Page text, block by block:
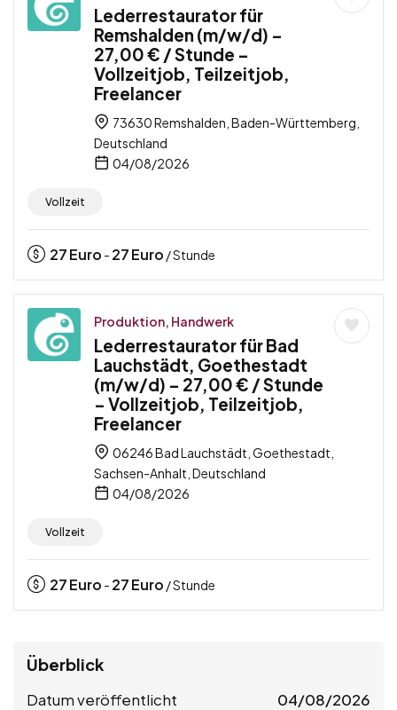
Lederrestaurator für
Remshalden (m/w/d) –
27,00 € / Stunde –
Vollzeitjob, Teilzeitjob,
Freelancer
73630 Remshalden, Baden-Württemberg,
Deutschland
04/08/2026
Vollzeit
27Euro - 27Euro / Stunde
Produktion, Handwerk
Lederrestaurator für Bad
Lauchstädt, Goethestadt
(m/w/d) – 27,00 € / Stunde
– Vollzeitjob, Teilzeitjob,
Freelancer
06246 Bad Lauchstädt, Goethestadt,
Sachsen-Anhalt, Deutschland
04/08/2026
Vollzeit
27Euro - 27Euro / Stunde
Überblick
Datum veröffentlicht 04/08/2026